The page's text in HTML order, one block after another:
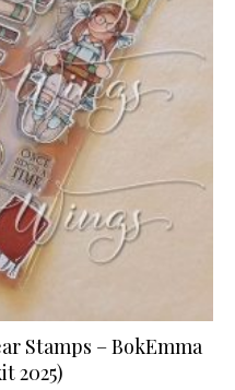
Stamps – BokEmma
2025)